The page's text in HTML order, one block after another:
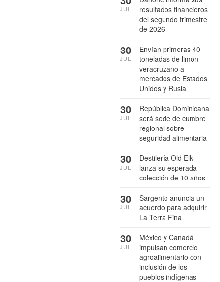
resultados financieros
del segundo trimestre
de 2026
JUL
Envían primeras 40
toneladas de limón
veracruzano a
mercados de Estados
Unidos y Rusia
30
JUL
República Dominicana
será sede de cumbre
regional sobre
seguridad alimentaria
30
JUL
Destilería Old Elk
lanza su esperada
colección de 10 años
30
JUL
Sargento anuncia un
acuerdo para adquirir
La Terra Fina
30
JUL
México y Canadá
impulsan comercio
agroalimentario con
inclusión de los
pueblos indígenas
30
JUL